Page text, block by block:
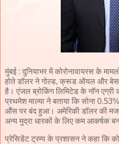
मुंबई : दुनियाभर में कोरोनावायरस के
होते डॉलर ने गोल्ड, क्रूड ऑयल और बेस
है। एंजल ब्रोकिंग लिमिटेड के नॉन एग्री
प्रथमेश माल्या ने बताया कि सोना
औंस पर बंद हुआ। अमेरिकी डॉलर की
अन्य मुद्रा धारकों के लिए कम आकर्षक
प्रेसिडेंट ट्रम्प के प्रशासन ने कहा कि